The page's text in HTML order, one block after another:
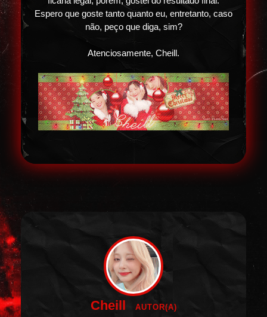
Espero que goste tanto quanto eu, entretanto, caso
não, peço que diga, sim?
Atenciosamente, Cheill.
Cheill AUTOR(A)